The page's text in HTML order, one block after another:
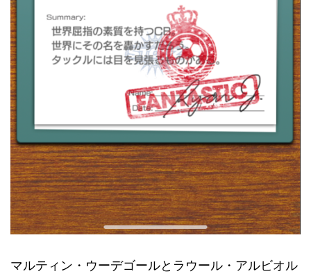
マルティン・ウーデゴールとラウール・アルビオル